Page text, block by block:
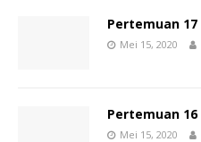
Pertemuan
Mei 15, 2020
Pertemuan
Mei 15, 2020